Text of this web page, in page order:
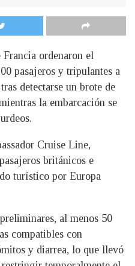
Francia ordenaron el
pasajeros y tripulantes a
detectarse un brote de
la embarcación se
Cruise Line,
británicos e
turístico por Europa
al menos 50
compatibles con
y diarrea, lo que llevó